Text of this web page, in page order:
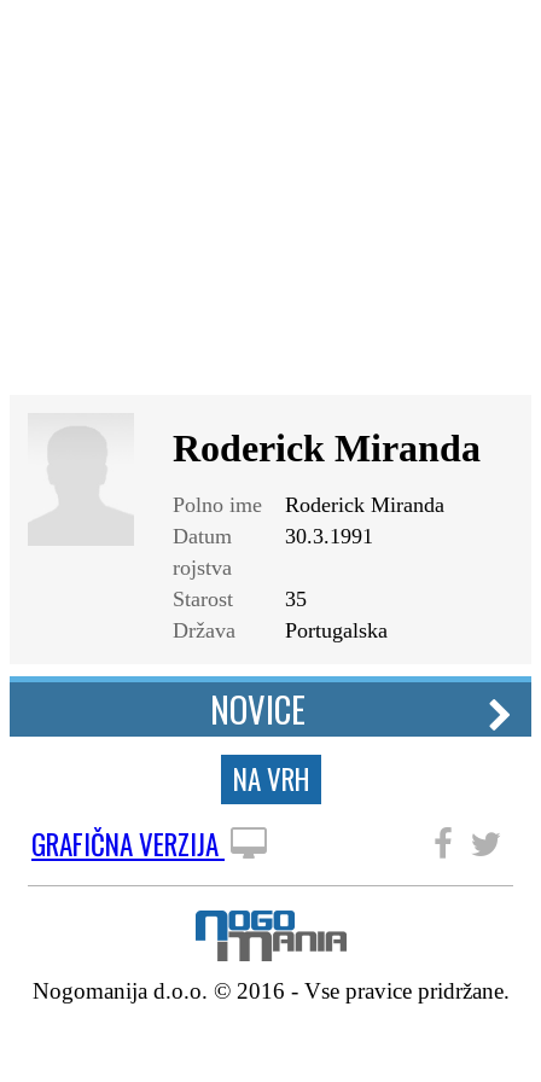
Roderick Miranda
Polno ime
Roderick Miranda
Datum
rojstva
30.3.1991
Starost
35
Država
Portugalska
NOVICE
NA VRH
GRAFIČNA VERZIJA
Nogomanija d.o.o. © 2016 - Vse pravice pridržane.